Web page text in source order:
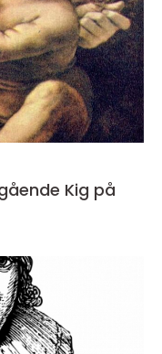
Kig på